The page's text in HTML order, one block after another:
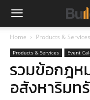
Home Products & Services
Products & Services Event
รวมข้อกฎห
อสังหาริมท